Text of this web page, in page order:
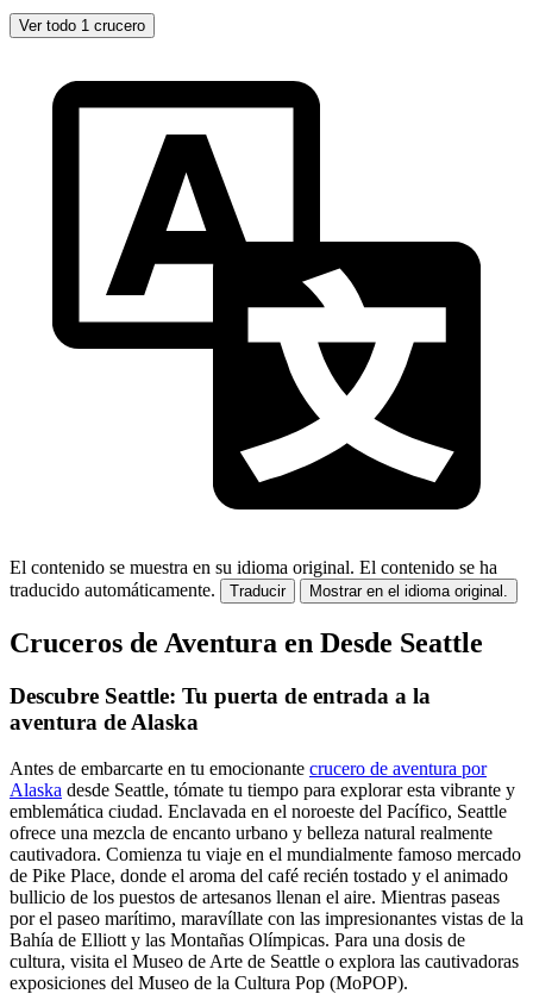
Ver todo 1 crucero
El contenido se muestra en su idioma original. El contenido se ha
traducido automáticamente.
Traducir Mostrar en el idioma original.
Cruceros de Aventura en Desde Seattle
Descubre Seattle: Tu puerta de entrada a la
aventura de Alaska
Antes de embarcarte en tu emocionante crucero de aventura por
Alaska desde Seattle, tómate tu tiempo para explorar esta vibrante y
emblemática ciudad. Enclavada en el noroeste del Pacífico, Seattle
ofrece una mezcla de encanto urbano y belleza natural realmente
cautivadora. Comienza tu viaje en el mundialmente famoso mercado
de Pike Place, donde el aroma del café recién tostado y el animado
bullicio de los puestos de artesanos llenan el aire. Mientras paseas
por el paseo marítimo, maravíllate con las impresionantes vistas de la
Bahía de Elliott y las Montañas Olímpicas. Para una dosis de
cultura, visita el Museo de Arte de Seattle o explora las cautivadoras
exposiciones del Museo de la Cultura Pop (MoPOP).